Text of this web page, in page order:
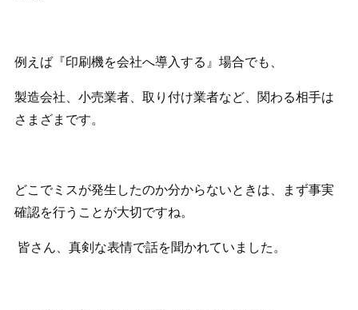
例えば『印刷機を会社へ導入する』場合でも、
製造会社、小売業者、取り付け業者など、関わる相手は
さまざまです。
どこでミスが発生したのか分からないときは、まず事実
確認を行うことが大切ですね。
皆さん、真剣な表情で話を聞かれていました。